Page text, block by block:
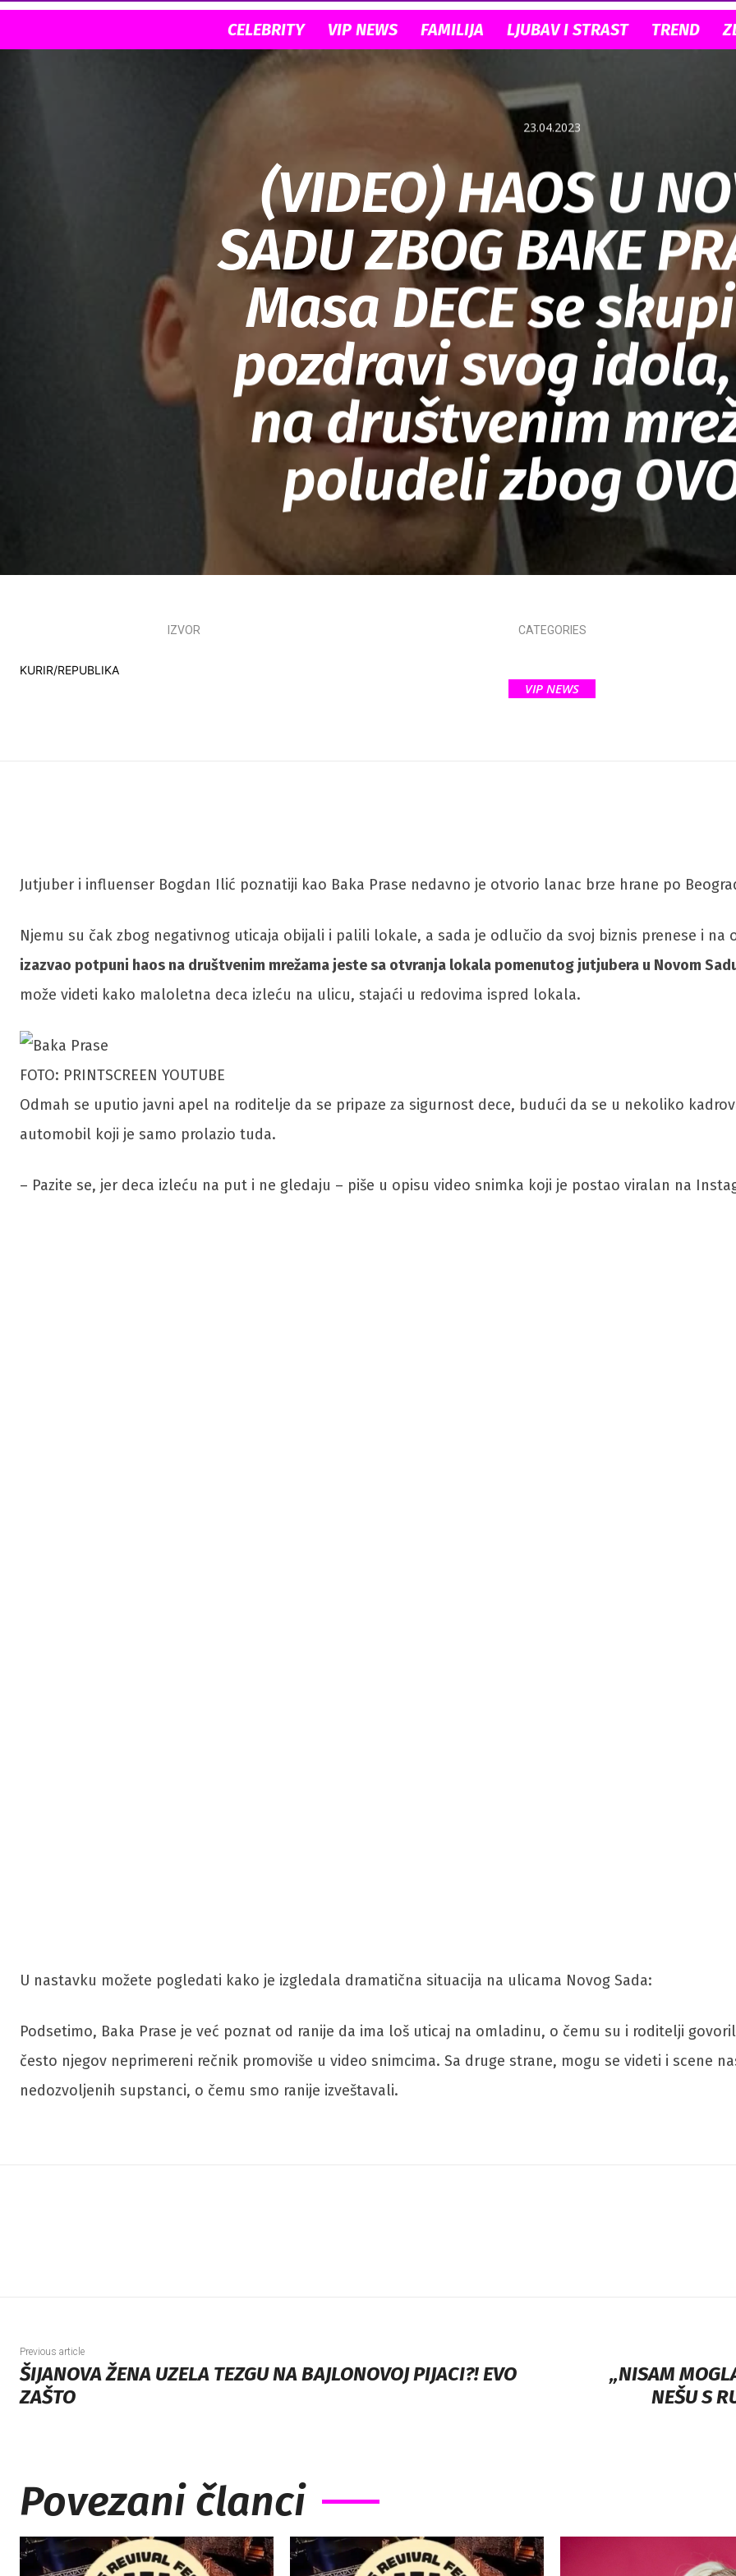
CELEBRITY VIP NEWS FAMILIJA LJUBAV I STRAST TREND
23.04.2023
(VIDEO) HAOS U
SADU ZBOG BAKE
Masa DECE se
pozdravi svog
na društvenim
poludeli zbog
IZVOR
KURIR/REPUBLIKA
CATEGORIES
VIP NEWS
Jutjuber i influenser Bogdan Ilić poznatiji kao Baka Prase nedavno je otvorio lanac brze hrane po
Njemu su čak zbog negativnog uticaja obijali i palili lokale, a sada je odlučio da svoj biznis prenese i na
izazvao potpuni haos na društvenim mrežama jeste sa otvranja lokala pomenutog jutjubera u Novom
može videti kako maloletna deca izleću na ulicu, stajaći u redovima ispred lokala.
FOTO: PRINTSCREEN YOUTUBE
Odmah se uputio javni apel na roditelje da se pripaze za sigurnost dece, budući da se u nekoliko
automobil koji je samo prolazio tuda.
– Pazite se, jer deca izleću na put i ne gledaju – piše u opisu video snimka koji je postao viralan na
U nastavku možete pogledati kako je izgledala dramatična situacija na ulicama Novog Sada:
Podsetimo, Baka Prase je već poznat od ranije da ima loš uticaj na omladinu, o čemu su i roditelji
često njegov neprimereni rečnik promoviše u video snimcima. Sa druge strane, mogu se videti i scene
nedozvoljenih supstanci, o čemu smo ranije izveštavali.
Previous article
ŠIJANOVA ŽENA UZELA TEZGU NA BAJLONOVOJ PIJACI?! EVO
ZAŠTO
„NISAM
NEŠU S
Povezani članci